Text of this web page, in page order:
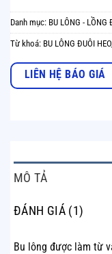
Danh mục: BU LÔNG - LỒNG
Từ khoá: BU LÔNG ĐUÔI HEO
LIÊN HỆ BÁO GIÁ
MÔ TẢ
ĐÁNH GIÁ (1)
Bu lông được làm từ